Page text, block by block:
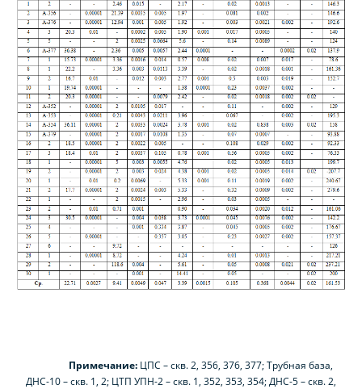
Примечание: ЦПС – скв. 2, 356, 376, 377; Трубная база,
ДНС-10 – скв. 1, 2; ЦТП УПН-2 – скв. 1, 352, 353, 354; ДНС-5 – скв. 2,